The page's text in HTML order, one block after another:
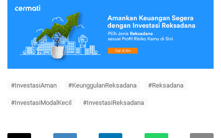
#InvestasiAman #KeunggulanReksadana #Reksadana
#InvestasiModalKecil #InvestasiReksadana